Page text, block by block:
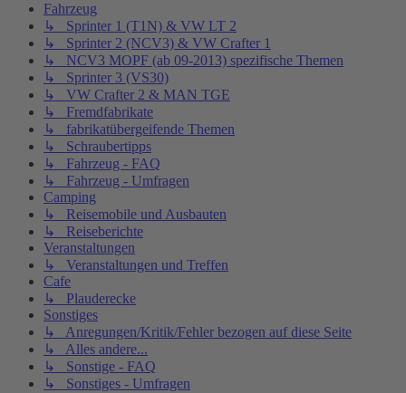
Fahrzeug
↳ Sprinter 1 (T1N) & VW LT 2
↳ Sprinter 2 (NCV3) & VW Crafter 1
↳ NCV3 MOPF (ab 09-2013) spezifische Themen
↳ Sprinter 3 (VS30)
↳ VW Crafter 2 & MAN TGE
↳ Fremdfabrikate
↳ fabrikatübergeifende Themen
↳ Schraubertipps
↳ Fahrzeug - FAQ
↳ Fahrzeug - Umfragen
Camping
↳ Reisemobile und Ausbauten
↳ Reiseberichte
Veranstaltungen
↳ Veranstaltungen und Treffen
Cafe
↳ Plauderecke
Sonstiges
↳ Anregungen/Kritik/Fehler bezogen auf diese Seite
↳ Alles andere...
↳ Sonstige - FAQ
↳ Sonstiges - Umfragen